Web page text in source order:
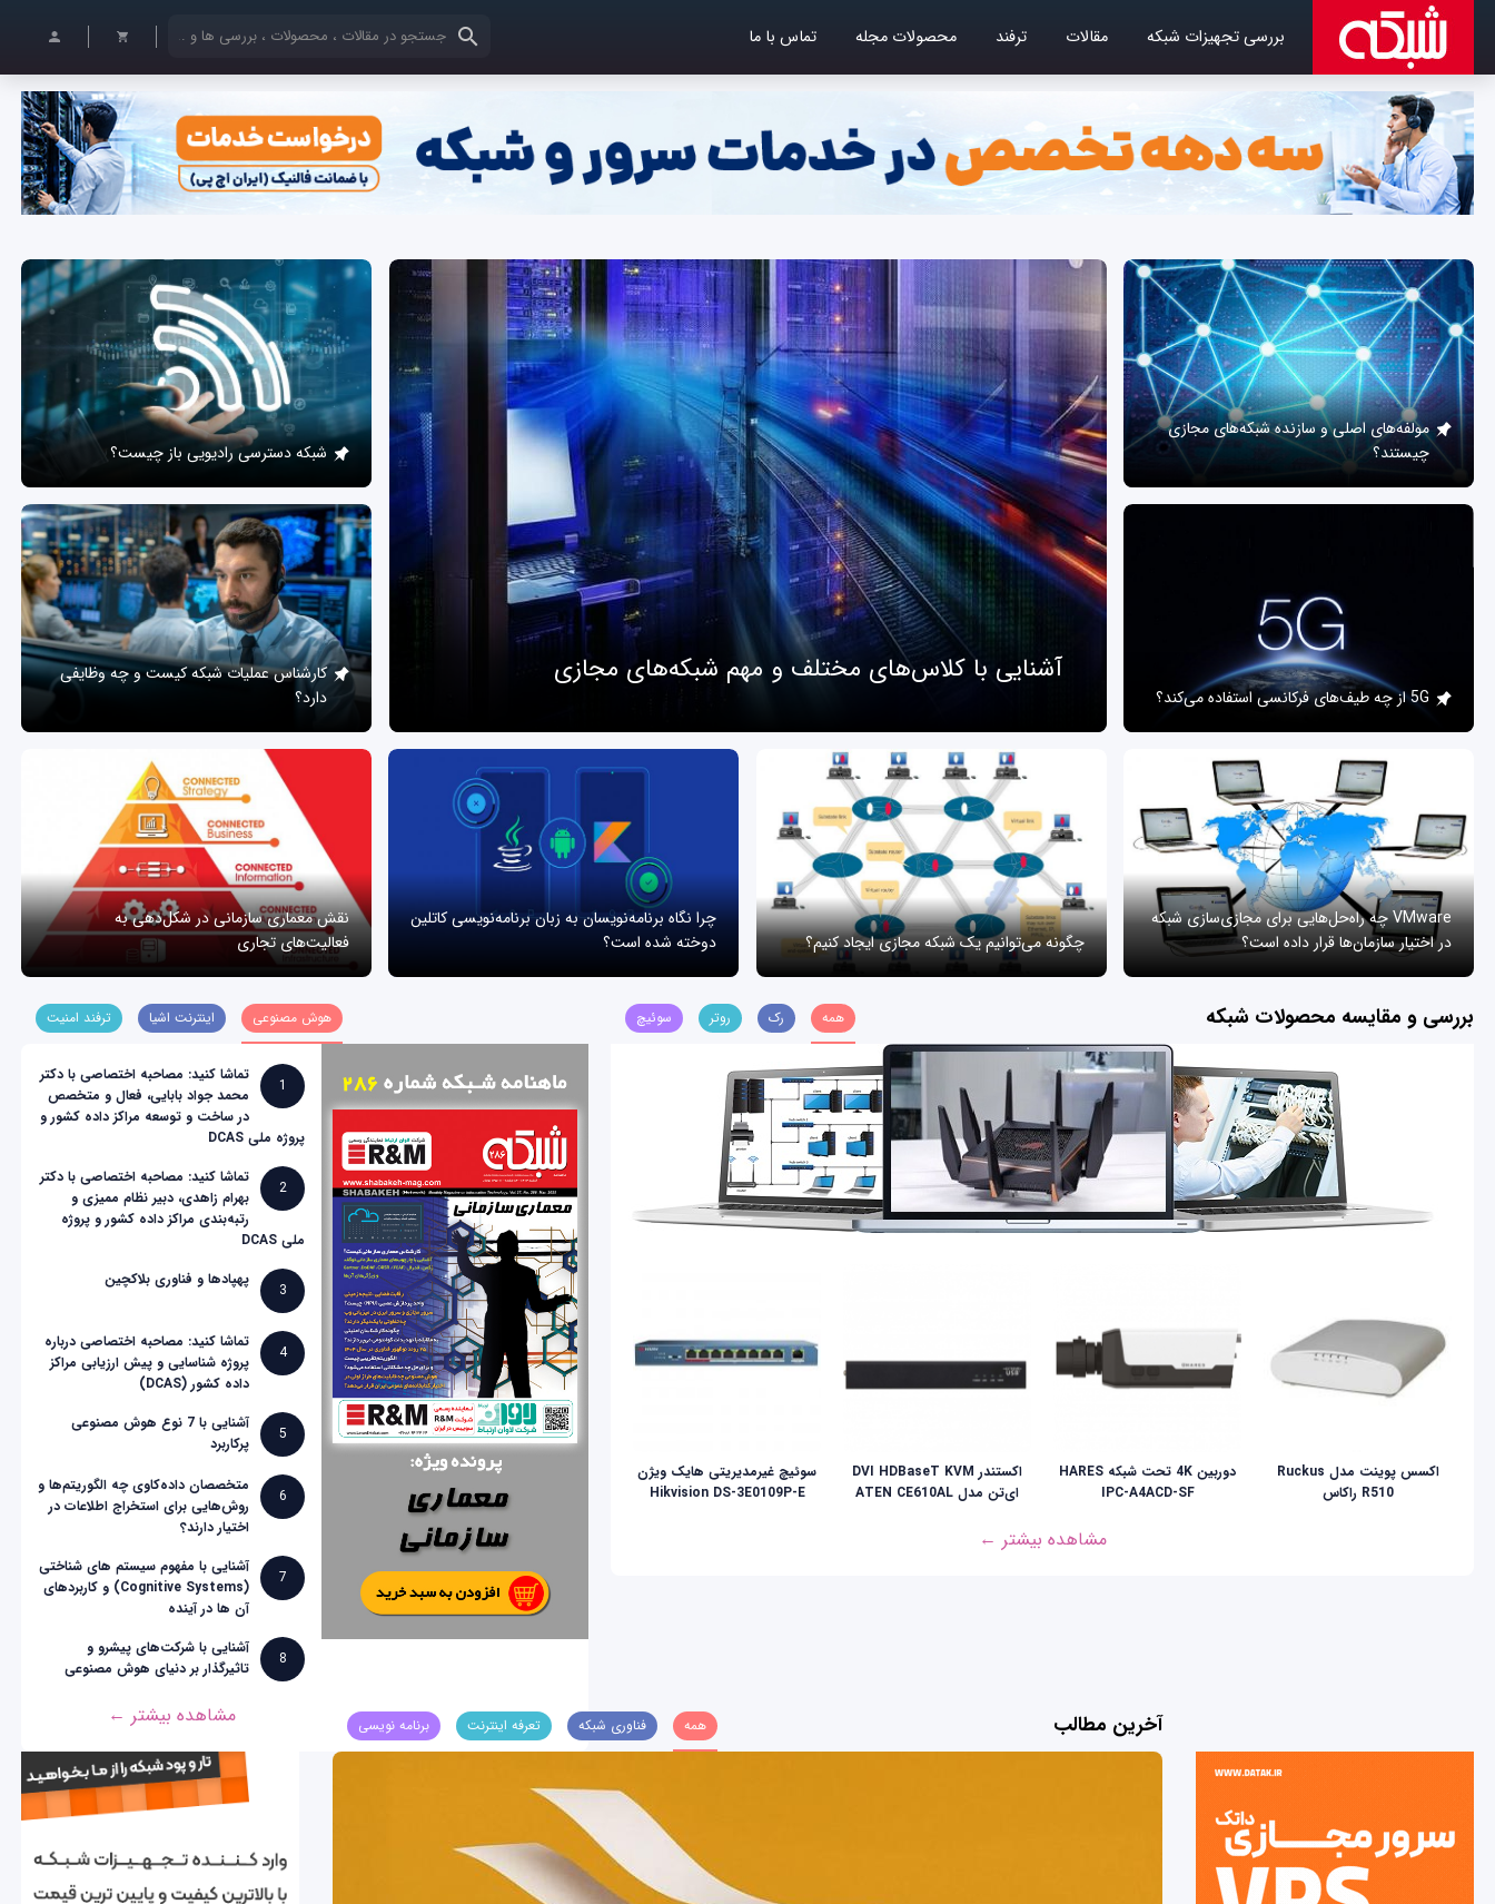
بررسی تجهیزات شبکه مقالات ترفند محصولات مجله تماس با ما کلمات کلیدی خود را وارد کنید
آشنایی با کلاس‌های مختلف و مهم شبکه‌های مجازی
مولفه‌های اصلی و سازنده شبکه‌های مجازی
چیستند؟
5G از چه طیف‌های فرکانسی استفاده می‌کند؟
شبکه دسترسی رادیویی باز چیست؟
کارشناس عملیات شبکه کیست و چه وظایفی
دارد؟
VMware چه راه‌حل‌هایی برای مجازی‌سازی شبکه
در اختیار سازمان‌ها قرار داده است؟
چگونه می‌توانیم یک شبکه مجازی ایجاد کنیم؟
چرا نگاه برنامه‌نویسان به زبان برنامه‌نویسی کاتلین
دوخته شده است؟
نقش معماری سازمانی در شکل‌دهی به
فعالیت‌های تجاری
بررسی و مقایسه محصولات شبکه همه رک روتر سوئیچ
اکسس پوینت مدل Ruckus
R510 راکاس
دوربین 4K تحت شبکه HARES
IPC-A4ACD-SF
اکستندر DVI HDBaseT KVM
ای‌تن مدل ATEN CE610AL
سوئیچ غیرمدیریتی هایک ویژن
Hikvision DS-3E0109P-E
مشاهده بیشتر ←
هوش مصنوعی اینترنت اشیا ترفند امنیت
1
تماشا کنید: مصاحبه اختصاصی با دکتر
محمد جواد بابایی، فعال و متخصص
در ساخت و توسعه مراکز داده کشور و
پروژه ملی DCAS
2
تماشا کنید: مصاحبه اختصاصی با دکتر
بهرام زاهدی، دبیر نظام ممیزی و
رتبه‌بندی مراکز داده کشور و پروژه
ملی DCAS
3
پهپادها و فناوری بلاکچین
4
تماشا کنید: مصاحبه اختصاصی درباره
پروژه شناسایی و پیش ارزیابی مراکز
داده کشور (DCAS)
5
آشنایی با 7 نوع هوش مصنوعی
پرکاربرد
6
متخصصان داده‌کاوی چه الگوریتم‌ها و
روش‌هایی برای استخراج اطلاعات در
اختیار دارند؟
7
آشنایی با مفهوم سیستم های شناختی
(Cognitive Systems) و کاربردهای
آن ها در آینده
8
آشنایی با شرکت‌های پیشرو و
تاثیرگذار بر دنیای هوش مصنوعی
مشاهده بیشتر ← آخرین مطالب همه فناوری شبکه تعرفه اینترنت برنامه نویسی